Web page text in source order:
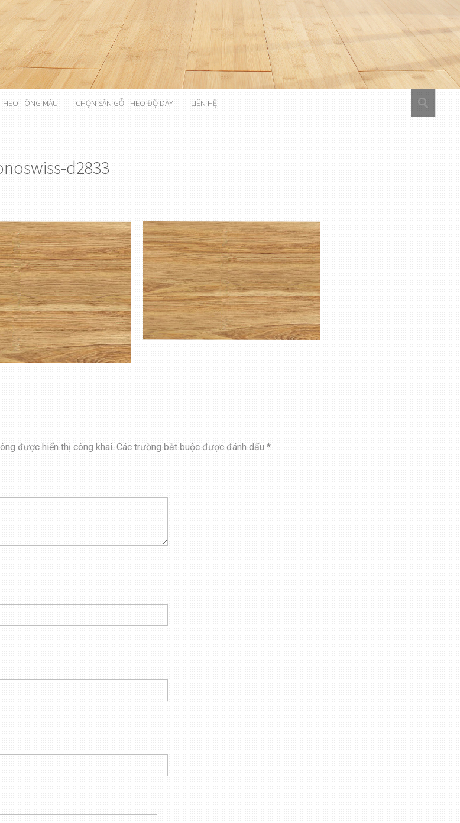
TÔNG MÀU CHỌN SÀN GỖ THEO ĐỘ DÀY LIÊN HỆ
d2833
được hiển thị công khai. Các trường bắt buộc được đánh dấu *